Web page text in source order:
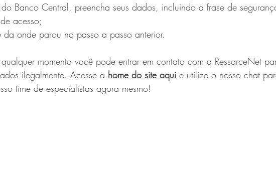
Banco Central, preencha seus dados, incluindo a frase de
acesso;
onde parou no passo a passo anterior.
momento você pode entrar em contato com a RessarceNet
ilegalmente. Acesse a home do site aqui e utilize o nosso chat
time de especialistas agora mesmo!